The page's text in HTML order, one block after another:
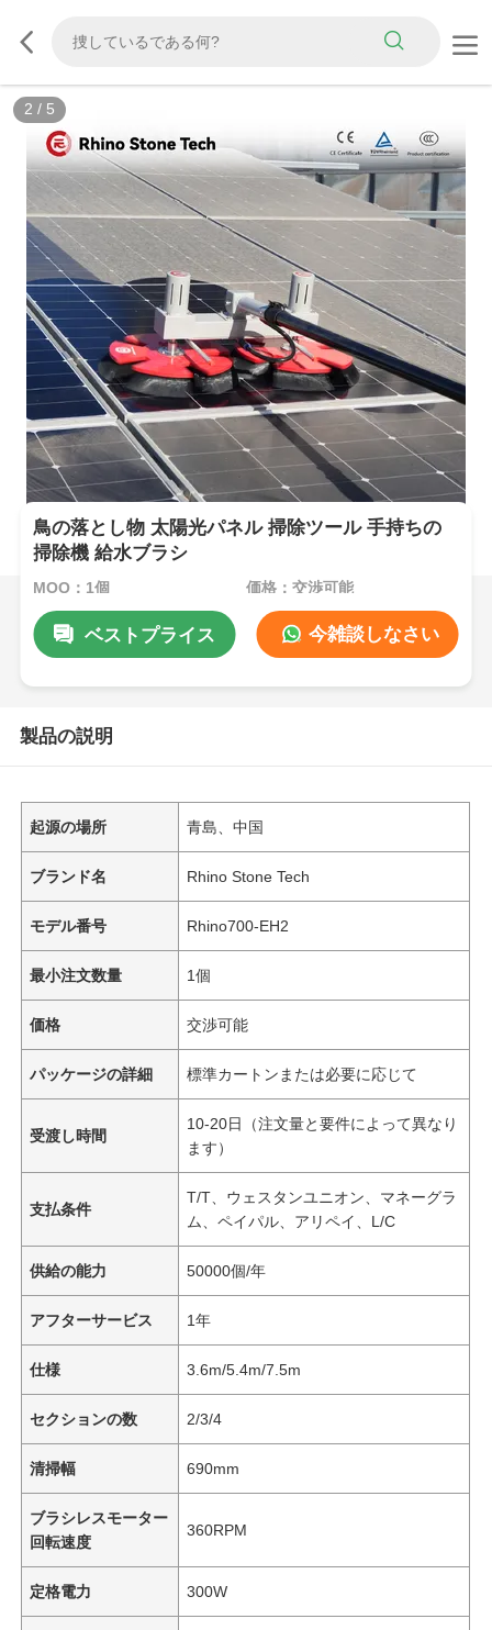
3 / 5
鳥の落とし物 太陽光パネル 掃除ツール 手持ちの
掃除機 給水ブラシ
MOQ：1個 価格：交渉可能
ベストプライス 今雑談しなさい
製品の説明
起源の場所 青島、中国
ブランド名 Rhino Stone Tech
モデル番号 Rhino700-EH2
最小注文数量 1個
価格 交渉可能
パッケージの詳細 標準カートンまたは必要に応じて
受渡し時間
10-20日（注文量と要件によって異なり
ます）
支払条件
T/T、ウェスタンユニオン、マネーグラ
ム、ペイパル、アリペイ、L/C
供給の能力 50000個/年
アフターサービス 1年
仕様 3.6m/5.4m/7.5m
セクションの数 2/3/4
清掃幅 690mm
ブラシレスモーター
回転速度
360RPM
定格電力 300W